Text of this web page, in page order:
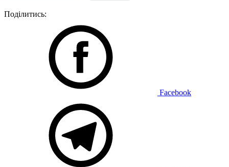
Поділитись:
Facebook